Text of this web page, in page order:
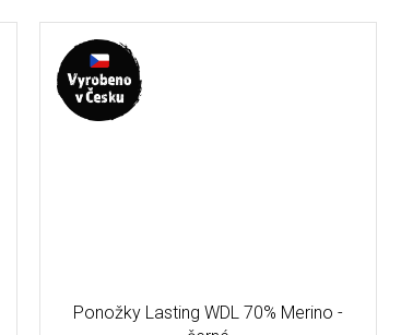
Ponožky Lasting WDL 70% Merino -